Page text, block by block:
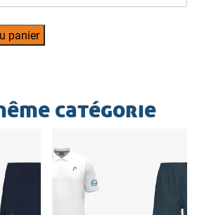
panier
catégorie